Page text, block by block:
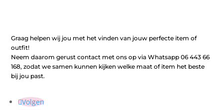
Graag helpen wij jou met het vinden van jouw perfecte item of
outfit!
Neem daarom gerust contact met ons op via Whatsapp 06 443 66
168, zodat we samen kunnen kijken welke maat of item het beste
bij jou past.
Volgen